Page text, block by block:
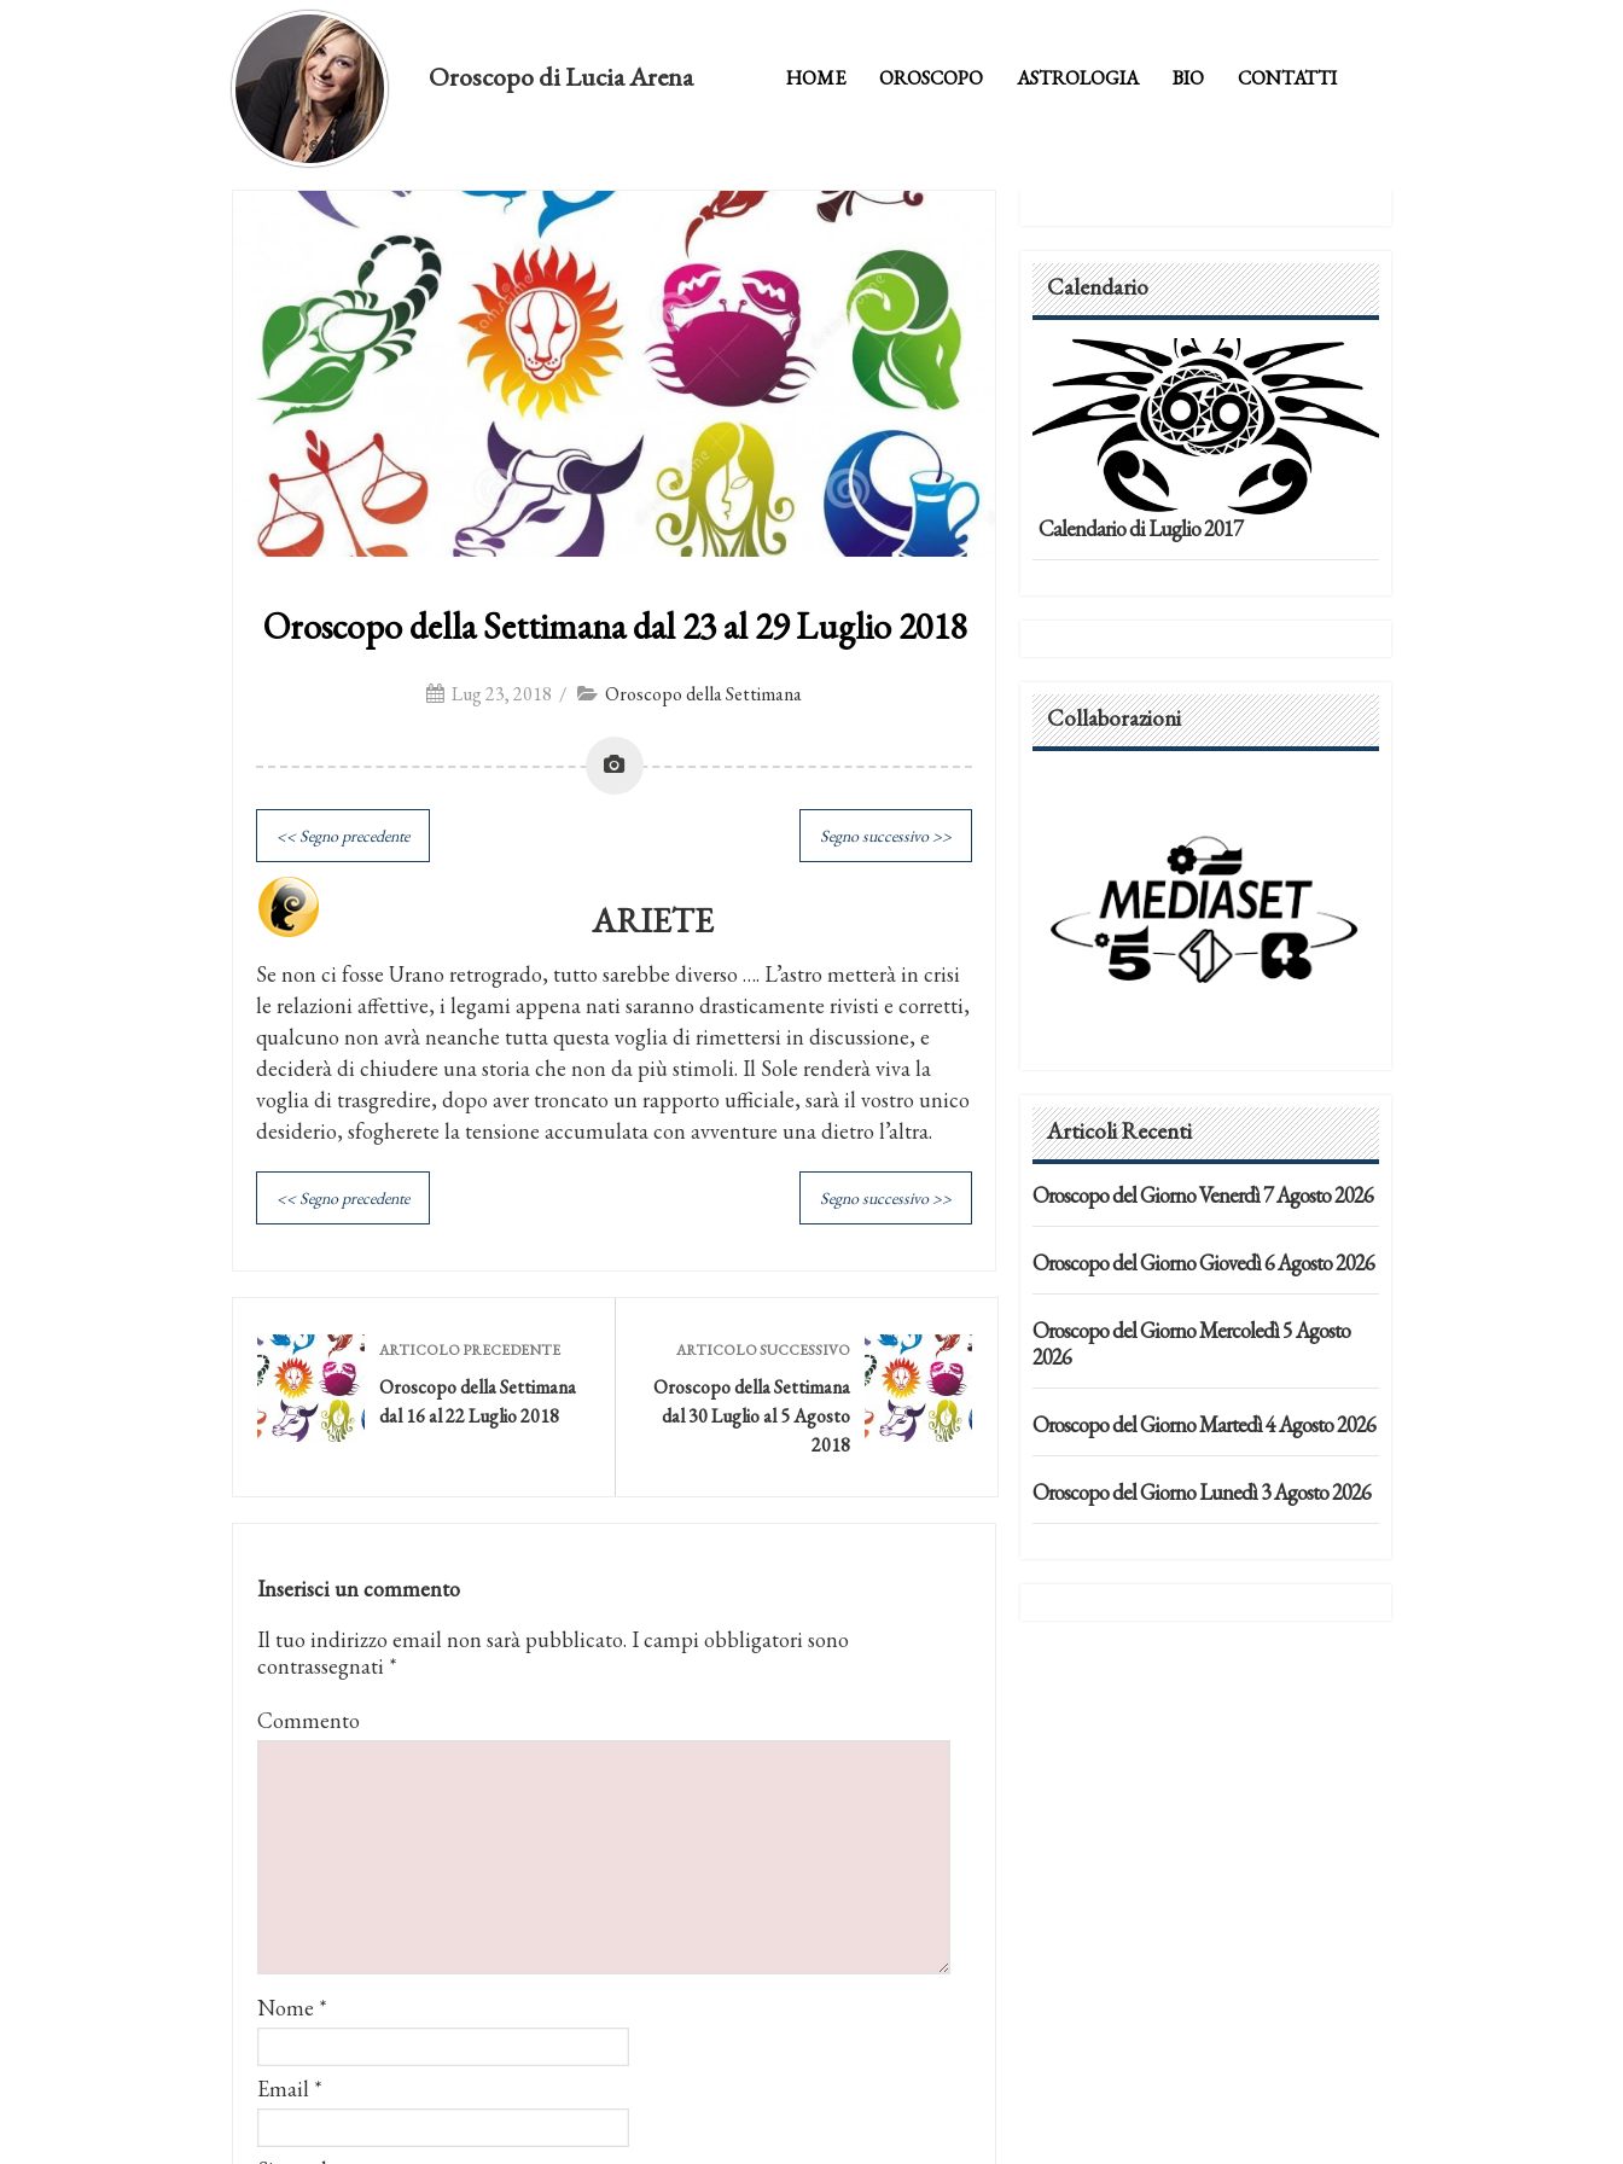
Oroscopo di Lucia Arena HOME OROSCOPO ASTROLOGIA BIO CONTATTI
Oroscopo della Settimana dal 23 al 29 Luglio 2018
Lug 23, 2018 / Oroscopo della Settimana
<< Segno precedente Segno successivo >>
ARIETE
Se non ci fosse Urano retrogrado, tutto sarebbe diverso …. L’astro metterà in crisi
le relazioni affettive, i legami appena nati saranno drasticamente rivisti e corretti,
qualcuno non avrà neanche tutta questa voglia di rimettersi in discussione, e
deciderà di chiudere una storia che non da più stimoli. Il Sole renderà viva la
voglia di trasgredire, dopo aver troncato un rapporto ufficiale, sarà il vostro unico
desiderio, sfogherete la tensione accumulata con avventure una dietro l’altra.
<< Segno precedente Segno successivo >>
ARTICOLO PRECEDENTE
Oroscopo della Settimana
dal 16 al 22 Luglio 2018
ARTICOLO SUCCESSIVO
Oroscopo della Settimana
dal 30 Luglio al 5 Agosto
2018
Inserisci un commento
Il tuo indirizzo email non sarà pubblicato. I campi obbligatori sono
contrassegnati *
Commento
Nome *
Email *
Calendario
Calendario di Luglio 2017
Collaborazioni
Articoli Recenti
Oroscopo del Giorno Venerdì 7 Agosto 2026
Oroscopo del Giorno Giovedì 6 Agosto 2026
Oroscopo del Giorno Mercoledì 5 Agosto
2026
Oroscopo del Giorno Martedì 4 Agosto 2026
Oroscopo del Giorno Lunedì 3 Agosto 2026